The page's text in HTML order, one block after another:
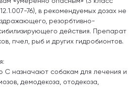
76), в рекомендуемых дозах не
резорбтивно-
действия. Препарат
пчел, рыб и других гидробионтов.
С назначают собакам для лечения и
демодекоза, отодекоза,